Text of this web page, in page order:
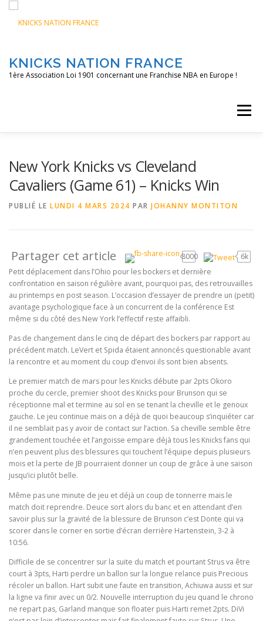
contenu
KNICKS NATION FRANCE
1ère Association Loi 1901 concernant une Franchise NBA en Europe !
Menu
New York Knicks vs Cleveland
Cavaliers (Game 61) – Knicks Win
PUBLIÉ LE LUNDI 4 MARS 2024 PAR JOHANNY MONTITON
Partager cet article 8000
6k
Petit déplacement dans l’Ohio pour les bockers et dernière
confrontation en saison régulière avant, pourquoi pas, des retrouvailles
au printemps en post season. L’occasion d’essayer de prendre un (petit)
avantage psychologique face à un concurrent de la conférence Est
même si du côté des New York l’effectif reste affaibli.
Pas de changement dans le cinq de départ des bockers par rapport au
précédent match. LeVert et Spida étaient annoncés questionable avant
la rencontre et au moment du coup d’envoi ils sont bien absents.
Le premier match de mars pour les Knicks débute par 2pts Okoro
proche du cercle, premier shoot des Knicks pour Brunson qui se
réceptionne mal et termine au sol en se tenant la cheville et le genoux
gauche. Le jeu continue mais on a déjà de quoi beaucoup s’inquiéter car
il ne semblait pas y avoir de contact sur l’action. Sa cheville semble être
grandement touchée et l’angoisse empare déjà tous les Knicks fans qui
n’en peuvent plus des blessures qui touchent l’équipe depuis plusieurs
mois et la perte de JB pourraient donner un coup de grâce à une saison
jusqu’ici plutôt belle.
Même pas une minute de jeu et déjà un coup de tonnerre mais le
match doit reprendre. Deuce sort alors du banc et en attendant d’en
savoir plus sur la gravité de la blessure de Brunson c’est Donte qui va
scorer dans le corner en sortie d’écran derrière Hartenstein, 3-2 à
10:56.
Difficile de se concentrer sur la suite du match et pourtant Strus va être
court à 3pts, Harti perdre un ballon sur la longue relance puis Precious
récoler un ballon. Hart subit une faute en transition, Achiuwa aussi et sur
la ligne va finir avec un 0/2. Nouvelle interruption du jeu quand le chrono
ne repart pas, Garland manque son floater puis Harti remet 2pts. DiVi